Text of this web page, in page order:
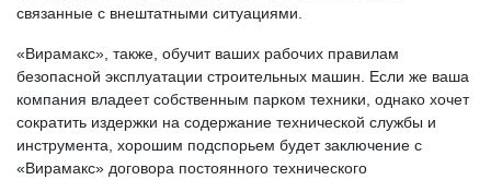
связанные с внештатными ситуациями.
«Вирамакс», также, обучит ваших рабочих правилам
безопасной эксплуатации строительных машин. Если же ваша
компания владеет собственным парком техники, однако хочет
сократить издержки на содержание технической службы и
инструмента, хорошим подспорьем будет заключение с
«Вирамакс» договора постоянного технического